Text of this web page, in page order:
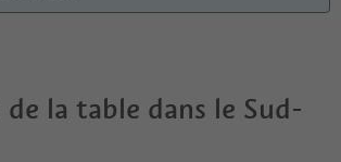
de la table dans le Sud-